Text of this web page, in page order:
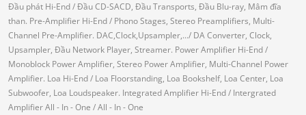
Đầu phát Hi-End/ Đầu CD-SACD, Đầu Transports, Đầu Blu-ray, Mâm đĩa
than. Pre-Amplifier Hi-End/ Phono Stages, Stereo Preamplifiers, Multi-
Channel Pre-Amplifier. DAC,Clock,Upsampler,.../ DA Converter, Clock,
Upsampler, Đầu Network Player, Streamer. Power Amplifier Hi-End/
Monoblock Power Amplifier, Stereo Power Amplifier, Multi-Channel Power
Amplifier. Loa Hi-End/ Loa Floorstanding, Loa Bookshelf, Loa Center, Loa
Subwoofer, Loa Loudspeaker. Integrated Amplifier Hi-End/ Intergrated
AmplifierAll - In - One / All - In - One